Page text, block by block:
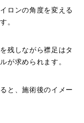
ロンの角度を変える
。
残しながら襟足はタ
が求められます。
と、施術後のイメー